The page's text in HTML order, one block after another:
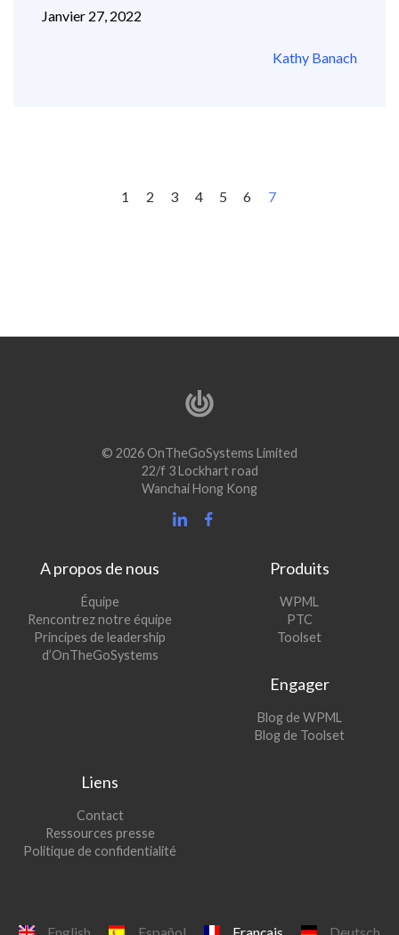
Janvier 27, 2022
Kathy Banach
1 2 3 4 5 6 7
© 2026 OnTheGoSystems Limited
22/f 3 Lockhart road
Wanchai Hong Kong
A propos de nous
Équipe
Rencontrez notre équipe
Principes de leadership
d’OnTheGoSystems
Produits
WPML
une
PTC(s’ouvre
dans
fenêtre)
Toolset(s’ouvre
nouvelle
Engager
Blog de WPML
dans
Blog de Toolset(s’ouvre
Liens
Contact
Ressources presse
Politique de confidentialité